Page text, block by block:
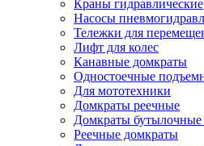
Краны гидравлические
Насосы
Тележки для
Лифт для колес
Канавные домкраты
Одностоечные
Для мототехники
Домкраты реечные
Домкраты бутылочные
Реечные домкраты